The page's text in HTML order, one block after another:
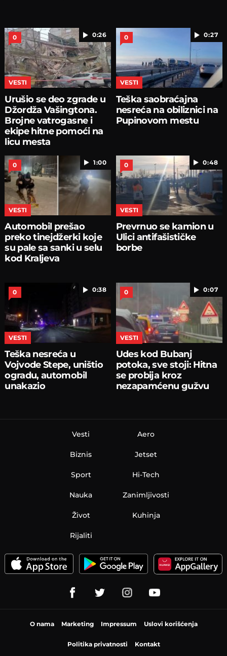
0:26
0
VESTI
Urušio se deo zgrade u
Džordža Vašingtona.
Brojne vatrogasne i
ekipe hitne pomoći na
licu mesta
0:27
0
VESTI
Teška saobraćajna
nesreća na obiliznici na
Pupinovom mestu
1:00
0
VESTI
Automobil prešao
preko tinejdžerki koje
su pale sa sanki u selu
kod Kraljeva
0:48
0
VESTI
Prevrnuo se kamion u
Ulici antifašističke
borbe
0:38
0
VESTI
Teška nesreća u
Vojvode Stepe, uništio
ogradu, automobil
unakazio
0:07
0
VESTI
Udes kod Bubanj
potoka, sve stoji: Hitna
se probija kroz
nezapamćenu gužvu
Vesti
Biznis
Sport
Nauka
Aero
Jetset
Hi-Tech
Zanimljivosti
Život Kuhinja
Rijaliti
O nama Marketing Impressum Uslovi korišćenja
Politika privatnosti Kontakt